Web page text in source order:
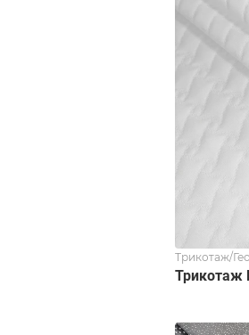
Трикотаж/
Трикотаж